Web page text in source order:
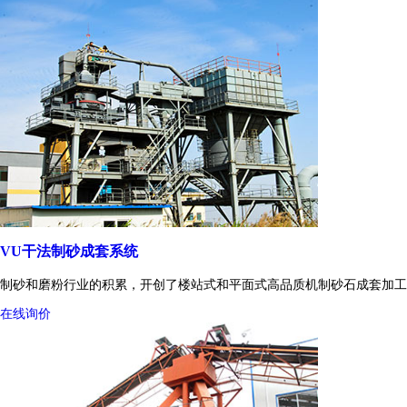
VU干法制砂成套系统
制砂和磨粉行业的积累，开创了楼站式和平面式高品质机制砂石成套加
在线询价